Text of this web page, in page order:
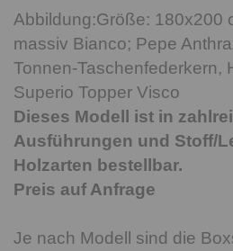
Abbildung:Größe: 180x200
massiv Bianco; Pepe
Tonnen-Taschenfederkern,
Superio Topper Visco
Dieses Modell ist in
Ausführungen und Stoff/
Holzarten bestellbar.
Preis auf Anfrage
Je nach Modell sind die